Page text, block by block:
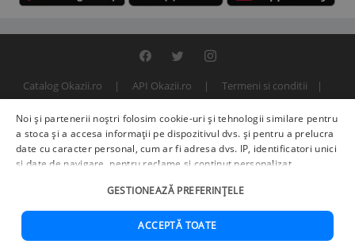
Catalog Okazii.ro API Okazii.ro
Termeni si conditii
© 2000 - 2026 S.C. BITFACTOR S.R.L.
Noi și partenerii noștri folosim cookie-uri și tehnologii similare pentru
a stoca și a accesa informații pe dispozitivul dvs. și pentru a prelucra
date cu caracter personal, cum ar fi adresa dvs. IP, identificatori unici
și date de navigare, pentru reclame și conținut personalizat,
îmbunătățirea serviciilor.Furnizori terți (225)pot, de asemenea,
prelucra datele dvs. în aceste și alte scopuri, inclusiv folosind date
precise de geolocalizare și caracteristici ale dispozitivului. Opțiunile
dvs. se aplică doar acestui site web. Unii furnizori se pot baza pe
GESTIONEAZĂ PREFERINȚELE
ACCEPTĂ TOATE